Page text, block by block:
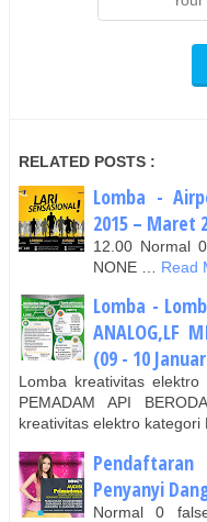
RELATED POSTS :
Lomba -
2015 – Maret
12.00 Normal
NONE …
Read
Lomba -
ANALOG,LF
(09 - 10
Lomba kreativitas
PEMADAM API
kreativitas elektro kategori
Penyanyi
Normal 0